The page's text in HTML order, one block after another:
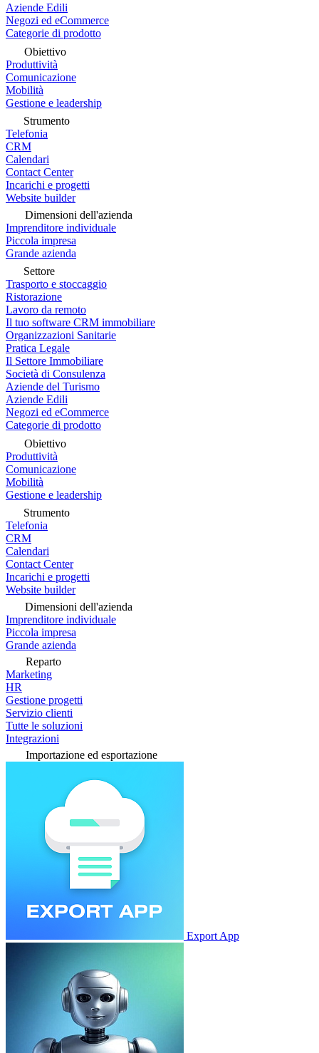
Aziende Edili
Negozi ed eCommerce
Categorie di prodotto
Obiettivo
Produttività
Comunicazione
Mobilità
Gestione e leadership
Strumento
Telefonia
CRM
Calendari
Contact Center
Incarichi e progetti
Website builder
Dimensioni dell'azienda
Imprenditore individuale
Piccola impresa
Grande azienda
Settore
Trasporto e stoccaggio
Ristorazione
Lavoro da remoto
Il tuo software CRM immobiliare
Organizzazioni Sanitarie
Pratica Legale
Il Settore Immobiliare
Società di Consulenza
Aziende del Turismo
Aziende Edili
Negozi ed eCommerce
Categorie di prodotto
Obiettivo
Produttività
Comunicazione
Mobilità
Gestione e leadership
Strumento
Telefonia
CRM
Calendari
Contact Center
Incarichi e progetti
Website builder
Dimensioni dell'azienda
Imprenditore individuale
Piccola impresa
Grande azienda
Reparto
Marketing
HR
Gestione progetti
Servizio clienti
Tutte le soluzioni
Integrazioni
Importazione ed esportazione
Export App